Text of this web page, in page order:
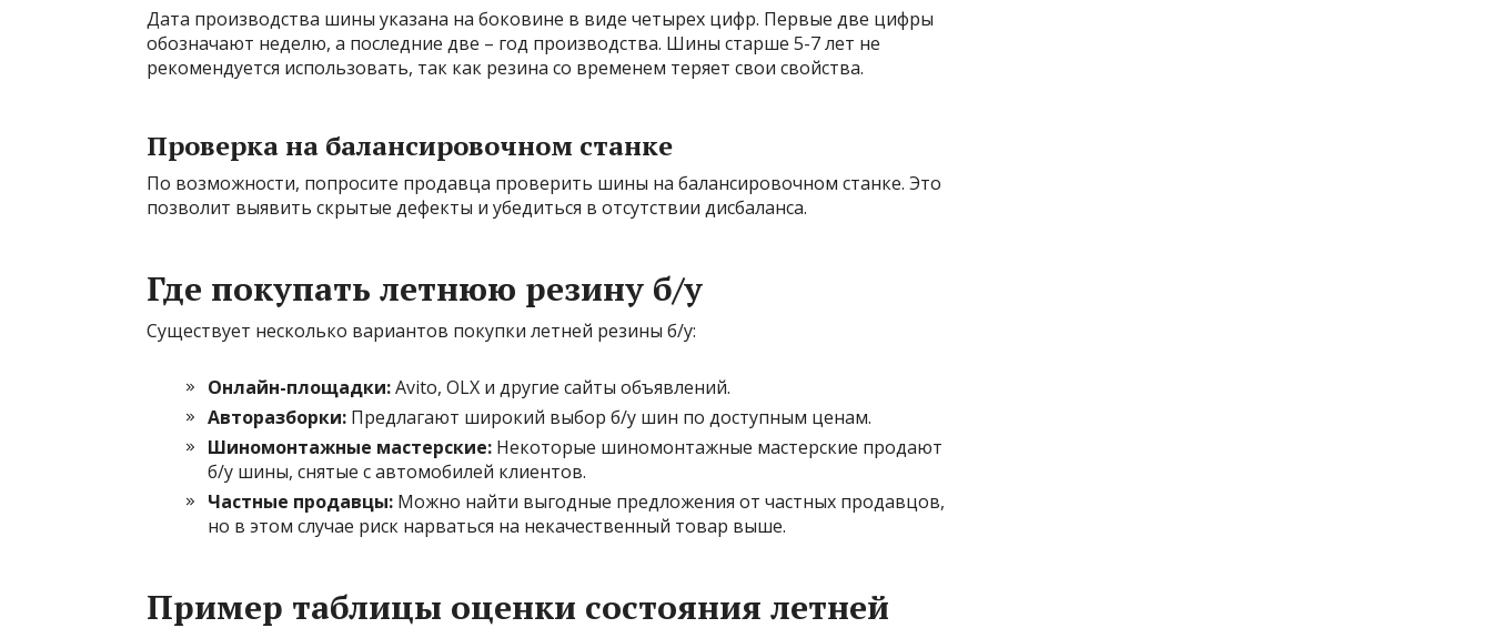
Дата производства шины указана на боковине в виде четырех цифр. Первые две цифры
обозначают неделю, а последние две – год производства. Шины старше 5-7 лет не
рекомендуется использовать, так как резина со временем теряет свои свойства.
Проверка на балансировочном станке
По возможности, попросите продавца проверить шины на балансировочном станке. Это
позволит выявить скрытые дефекты и убедиться в отсутствии дисбаланса.
Где покупать летнюю резину б/у
Существует несколько вариантов покупки летней резины б/у:
Онлайн-площадки:Avito, OLX и другие сайты объявлений.
Авторазборки: Предлагают широкий выбор б/у шин по доступным ценам.
Шиномонтажные мастерские: Некоторые шиномонтажные мастерские продают
б/у шины, снятые с автомобилей клиентов.
Частные продавцы: Можно найти выгодные предложения от частных продавцов,
но в этом случае риск нарваться на некачественный товар выше.
Пример таблицы оценки состояния летней